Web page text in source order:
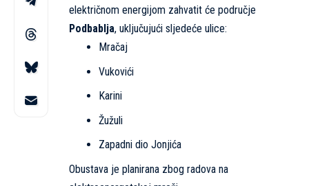
električnom energijom zahvatit će područje
Podbablja, uključujući sljedeće ulice:
Mračaj
Vukovići
Karini
Žužuli
Zapadni dio Jonjića
Obustava je planirana zbog radova na